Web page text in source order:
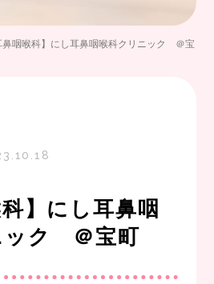
鼻咽喉科】にし耳鼻咽喉科クリニック ＠宝
科】にし耳鼻咽
ック ＠宝町